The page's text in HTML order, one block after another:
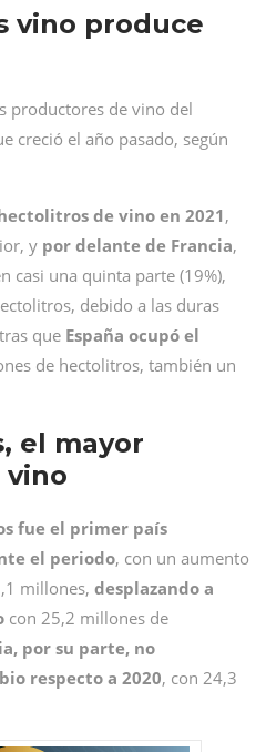
vino produce
productores de vino del
creció el año pasado, según
de vino en 2021 ,
y por delante de Francia,
casi una quinta parte (19%),
debido a las duras
que España ocupó el
de hectolitros, también un
el mayor
vino
fue el primer país
el periodo, con un aumento
millones, desplazando a
con 25,2 millones de
por su parte, no
respecto a 2020, con 24,3